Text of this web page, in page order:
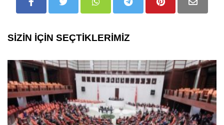
SİZİN İÇİN SEÇTİKLERİMİZ